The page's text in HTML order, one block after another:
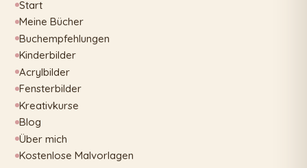
Start
Meine Bücher
Buchempfehlungen
Kinderbilder
Acrylbilder
Fensterbilder
Kreativkurse
Blog
Über mich
Kostenlose Malvorlagen